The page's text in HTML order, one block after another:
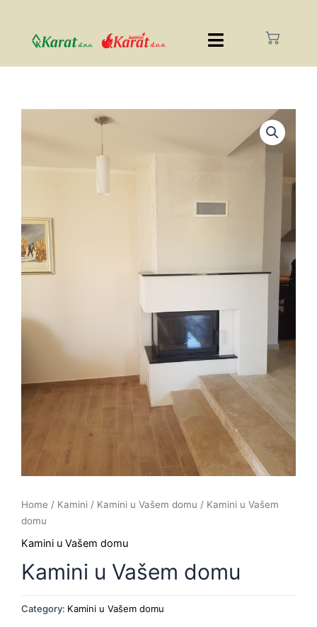
Home / Kamini / Kamini u Vašem domu / Kamini u Vašem
domu
Kamini u Vašem domu
Kamini u Vašem domu
Category: Kamini u Vašem domu